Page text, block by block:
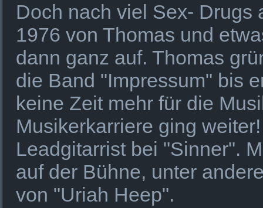
Doch nach viel Sex- Drugs
1976 von Thomas und
dann ganz auf. Thomas
die Band "Impressum" bis
keine Zeit mehr für die
Musikerkarriere ging
Leadgitarrist bei "Sinner".
auf der Bühne, unter
von "Uriah Heep".